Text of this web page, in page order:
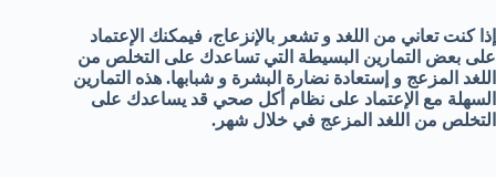
إذا كنت تعاني من اللغد و تشعر بالإنزعاج، فيمكنك الإعتماد
على بعض التمارين البسيطة التي تساعدك على التخلص من
اللغد المزعج و إستعادة نضارة البشرة و شبابها. هذه التمارين
السهلة مع الإعتماد على نظام أكل صحي قد يساعدك على
التخلص من اللغد المزعج في خلال شهر.